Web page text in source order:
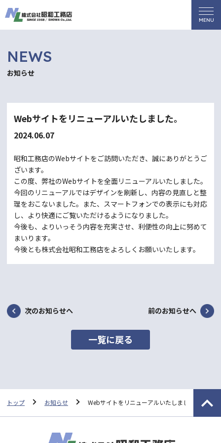
NEWS
お知らせ
Webサイトをリニューアルいたしました。
2024.06.07
昭和工務店のWebサイトをご訪問いただき、誠にありがとうご
ざいます。
この度、弊社のWebサイトを全面リニューアルいたしました。
今回のリニューアルではデザインを刷新し、内容の見直しと整
理をおこないました。また、スマートフォンでの表示にも対応
し、より快適にご覧いただけるようになりました。
今後も、よりいっそう内容を充実させ、利便性の向上に努めて
まいります。
今後とも株式会社昭和工務店をよろしくお願いいたします。
次のお知らせへ 前のお知らせへ
一覧に戻る
トップ お知らせ Webサイトをリニューアルいたしました。